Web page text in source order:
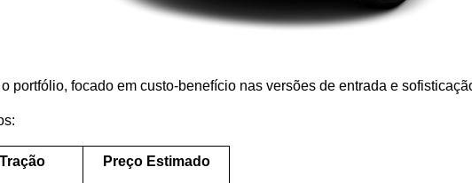
portfólio, focado em custo-benefício nas versões de entrada e
Tração Preço Estimado